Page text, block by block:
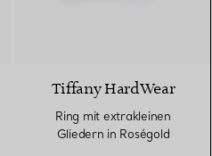
Tiffany HardWear
Ring mit extrakleinen
Gliedern in Roségold